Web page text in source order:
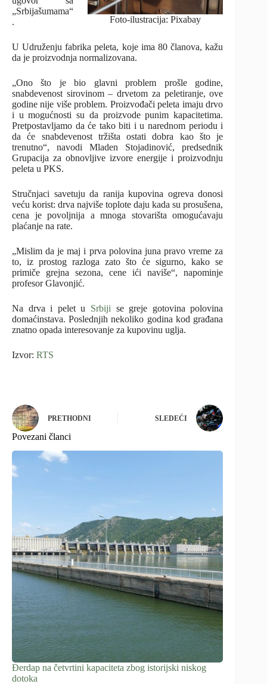
Foto-ilustracija: Pixabay
„Srbijašumama“
.
U Udruženju fabrika peleta, koje ima 80 članova, kažu
da je proizvodnja normalizovana.
„Ono što je bio glavni problem prošle godine,
snabdevenost sirovinom – drvetom za peletiranje, ove
godine nije više problem. Proizvođači peleta imaju drvo
i u mogućnosti su da proizvode punim kapacitetima.
Pretpostavljamo da će tako biti i u narednom periodu i
da će snabdevenost tržišta ostati dobra kao što je
trenutno“, navodi Mladen Stojadinović, predsednik
Grupacija za obnovljive izvore energije i proizvodnju
peleta u PKS.
Stručnjaci savetuju da ranija kupovina ogreva donosi
veću korist: drva najviše toplote daju kada su prosušena,
cena je povoljnija a mnoga stovarišta omogućavaju
plaćanje na rate.
„Mislim da je maj i prva polovina juna pravo vreme za
to, iz prostog razloga zato što će sigurno, kako se
primiče grejna sezona, cene ići naviše“, napominje
profesor Glavonjić.
Na drva i pelet u Srbiji se greje gotovina polovina
domaćinstava. Poslednjih nekoliko godina kod građana
znatno opada interesovanje za kupovinu uglja.
Izvor: RTS
PRETHODNI SLEDEĆI
Povezani članci
Đerdap na četvrtini kapaciteta zbog istorijski niskog
dotoka